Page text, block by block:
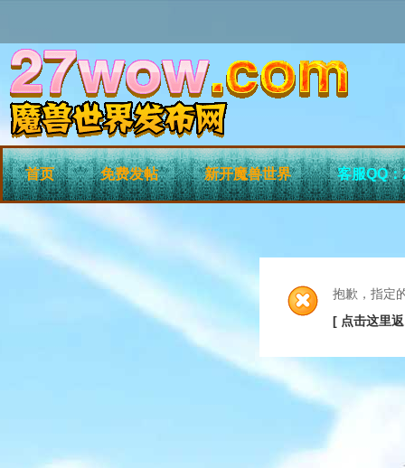
首页 免费发帖 新开魔兽世界 客服QQ
抱歉，指定
[ 点击这里